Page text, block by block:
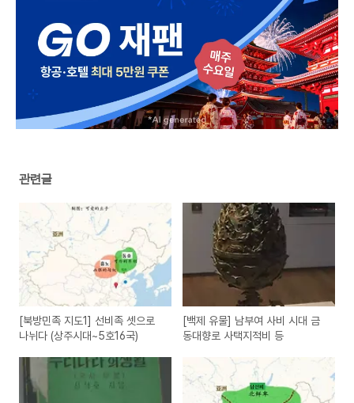
관련글
[북방민족 지도1] 선비족 셋으로
나뉘다 (상주시대~5호16국)
[백제 유물] 남부여 사비 시대 금
동대향로 사택지적비 등